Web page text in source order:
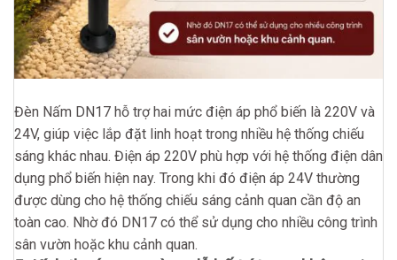
Đèn Nấm DN17 hỗ trợ hai mức điện áp phổ biến là 220V và
24V, giúp việc lắp đặt linh hoạt trong nhiều hệ thống chiếu
sáng khác nhau. Điện áp 220V phù hợp với hệ thống điện dân
dụng phổ biến hiện nay. Trong khi đó điện áp 24V thường
được dùng cho hệ thống chiếu sáng cảnh quan cần độ an
toàn cao. Nhờ đó DN17 có thể sử dụng cho nhiều công trình
sân vườn hoặc khu cảnh quan.